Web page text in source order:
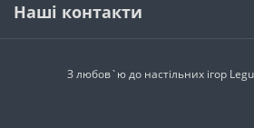
Наші контакти
З любов`ю до настільних ігор